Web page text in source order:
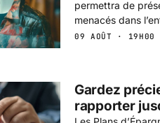
permettra de
menacés dans
09 AOÛT · 19H00
Gardez
rapporter